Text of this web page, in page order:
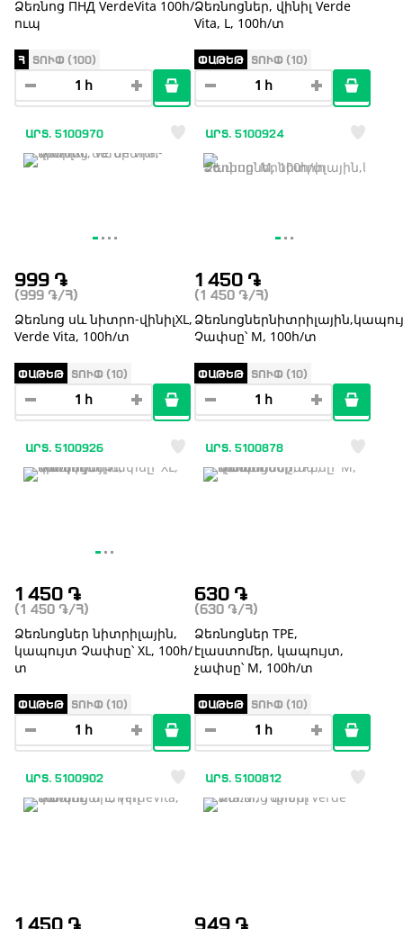
Ձեռնոց ПНД VerdeVita 100հ/
ուպ
Հ ՏՈՒՓ (100)
Ձեռնոցներ, վինիլ Verde
Vita, L, 100հ/տ
ՓԱԹԵԹ ՏՈՒՓ (10)
ԱՐՏ. 5100970
999 ֏
(999 ֏ /Հ)
Ձեռնոց սև նիտրո-վինիլXL,
Verde Vita, 100հ/տ
ՓԱԹԵԹ ՏՈՒՓ (10)
ԱՐՏ. 5100924
1 450 ֏
(1 450 ֏ /Հ)
Չափսը՝ M, 100հ/տ
ՓԱԹԵԹ ՏՈՒՓ (10)
ԱՐՏ. 5100926
1 450 ֏
(1 450 ֏ /Հ)
Ձեռնոցներ նիտրիլային,
կապույտ Չափսը՝ XL, 100հ/
տ
ՓԱԹԵԹ ՏՈՒՓ (10)
ԱՐՏ. 5100878
630 ֏
(630 ֏ /Հ)
Ձեռնոցներ TPE,
էլաստոմեր, կապույտ,
չափսը՝ M, 100հ/տ
ՓԱԹԵԹ ՏՈՒՓ (10)
ԱՐՏ. 5100902
1 450 ֏
ԱՐՏ. 5100812
949 ֏